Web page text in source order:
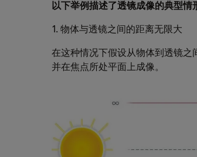
以下举例描述了透镜成像的典型情
1. 物体与透镜之间的距离无限大
在这种情况下假设从物体到透镜
并在焦点所处平面上成像。